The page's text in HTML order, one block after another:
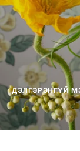
ДЭЛГЭРЭНГҮЙ